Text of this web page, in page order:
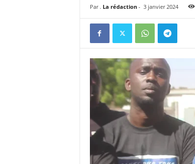
Par . La rédaction- 3 janvier 2024